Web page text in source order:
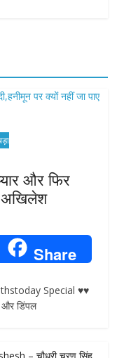
और फिर
अखिलेश
Share
Special ♥♥
और डिंपल